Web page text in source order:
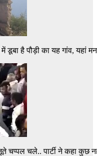
है पौड़ी का यह गांव, यहां मना
चप्पल चले.. पार्टी ने कहा कुछ